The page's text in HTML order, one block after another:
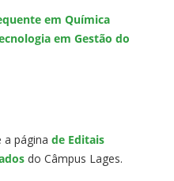
em Química
em Gestão do
a página de Editais
do Câmpus Lages.